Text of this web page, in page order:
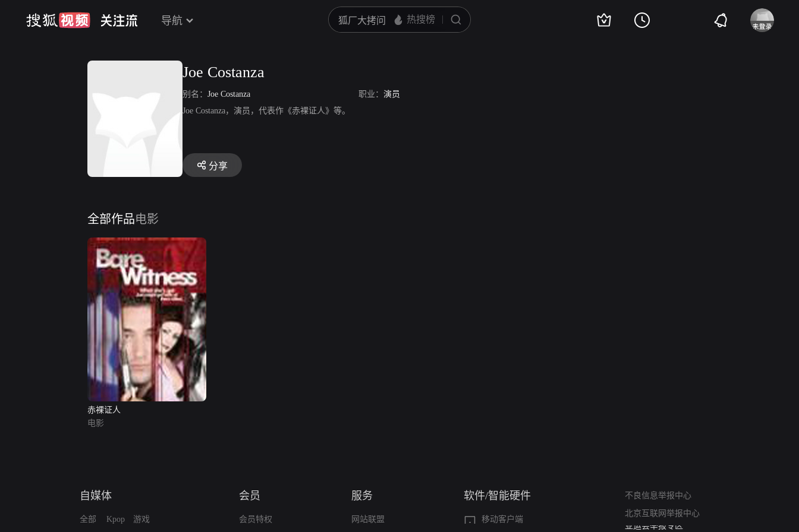
导航
Joe Costanza
别名： Joe Costanza 职业： 演员
Joe Costanza，演员，代表作《赤裸证人》等。
分享
全部作品电影
赤裸证人
电影
自媒体
全部 Kpop 游戏
会员
会员特权
服务
网站联盟
软件/智能硬件
移动客户端
不良信息举报中心
北京互联网举报中心
亚运会举报专区